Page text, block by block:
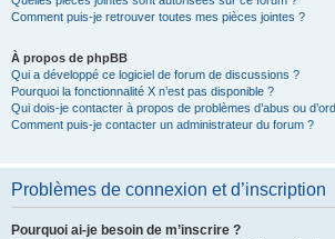
Comment puis-je retrouver toutes mes pièces jointes ?
À propos de phpBB
Qui a développé ce logiciel de forum de discussions ?
Pourquoi la fonctionnalité X n’est pas disponible ?
Qui dois-je contacter à propos de problèmes d’abus ou
Comment puis-je contacter un administrateur du forum ?
Problèmes de connexion et d’inscription
Pourquoi ai-je besoin de m’inscrire ?